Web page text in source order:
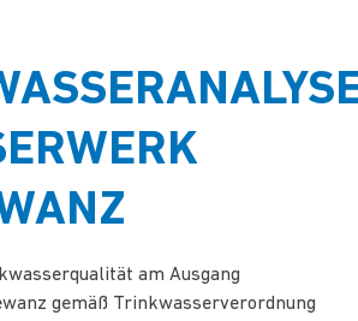
am Ausgang
gemäß Trinkwasserverordnung